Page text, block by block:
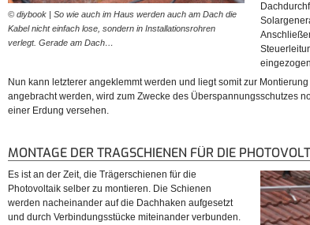
© diybook | So wie auch im Haus werden auch am Dach die
Kabel nicht einfach lose, sondern in Installationsrohren
verlegt. Gerade am Dach…
© diybook | Der
Minuspol des
Nun kann letzterer angeklemmt werden und liegt somit zur
angebracht werden, wird zum Zwecke des Überspannungsschutzes
einer Erdung versehen.
MONTAGE DER TRAGSCHIENEN FÜR DIE
Es ist an der Zeit, die Trägerschienen für die
Photovoltaik selber zu montieren. Die Schienen
werden nacheinander auf die Dachhaken aufgesetzt
und durch Verbindungsstücke miteinander verbunden.